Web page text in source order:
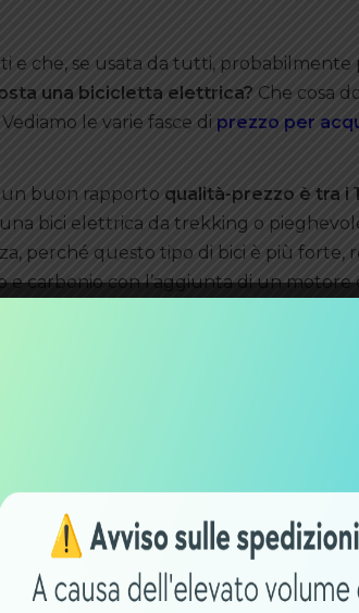
e che, se usata da tutti,
una bicicletta elettrica? Che cosa
le varie fasce di prezzo per
un buon rapporto qualità-prezzo è tra i
bici elettrica da trekking o
perché questo tipo di bici è più forte,
e carbonio con l’aggiunta di un
euro, ma naturalmente varia
di prezzo
al litio e motori brushless costa
ampia capacità, freni a disco, computer
dai 1.500 euro in su
di vista tecnologico che qualitativo,